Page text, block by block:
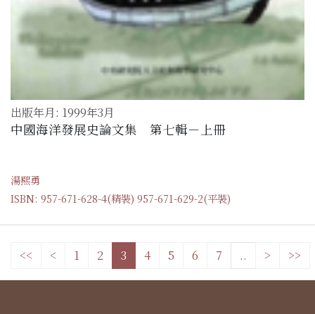
出版年月: 1999年3月
中國海洋發展史論文集 第七輯－上冊
湯熙勇
ISBN: 957-671-628-4(精裝) 957-671-629-2(平裝)
<< < 1 2 3 4 5 6 7 .. > >>